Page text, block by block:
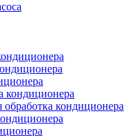
кондиционера
обработка кондиционера